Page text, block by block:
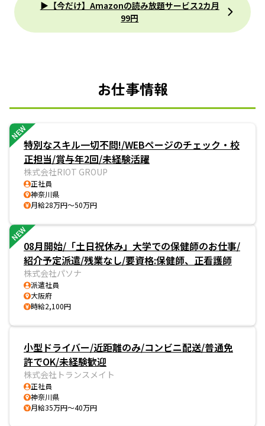
▶【今だけ】Amazonの読み放題サービス2カ月
99円
お仕事情報
NEW
特別なスキル一切不問!/WEBページのチェック・校
正担当/賞与年2回/未経験活躍
株式会社RIOT GROUP
正社員
神奈川県
月給28万円～50万円
NEW
08月開始/「土日祝休み」大学での保健師のお仕事/
紹介予定派遣/残業なし/要資格:保健師、正看護師
株式会社パソナ
派遣社員
大阪府
時給2,100円
小型ドライバー/近距離のみ/コンビニ配送/普通免
許でOK/未経験歓迎
株式会社トランスメイト
正社員
神奈川県
月給35万円～40万円